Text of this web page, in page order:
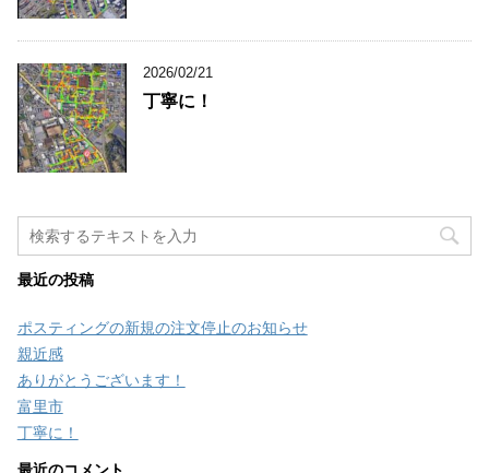
2026/02/21
丁寧に！
最近の投稿
ポスティングの新規の注文停止のお知らせ
親近感
ありがとうございます！
富里市
丁寧に！